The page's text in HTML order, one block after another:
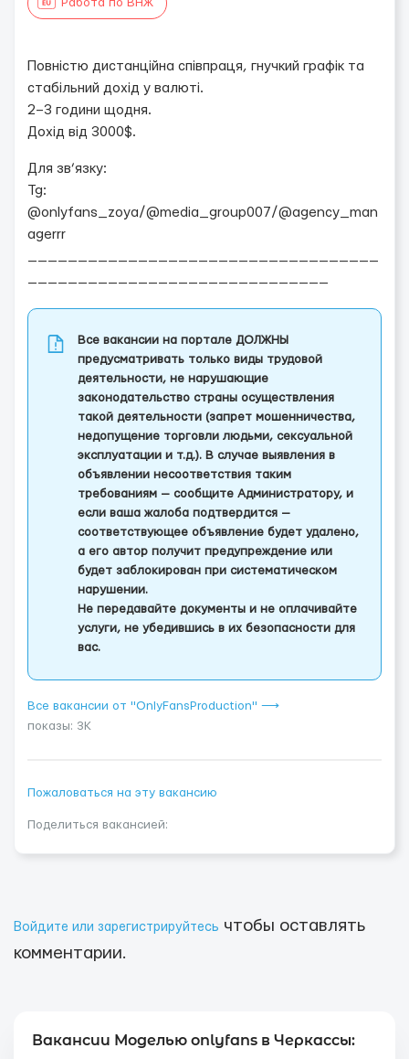
Работа по ВНЖ
Повністю дистанційна співпраця, гнучкий графік та
стабільний дохід у валюті.
2–3 години щодня.
Дохід від 3000$.
Для зв’язку:
Tg:
@onlyfans_zoya/@media_group007/@agency_man
agerrr
Все вакансии на портале ДОЛЖНЫ
предусматривать только виды трудовой
деятельности, не нарушающие
законодательство страны осуществления
такой деятельности (запрет мошенничества,
недопущение торговли людьми, сексуальной
эксплуатации и т.д.). В случае выявления в
объявлении несоответствия таким
требованиям — сообщите Администратору, и
если ваша жалоба подтвердится —
соответствующее объявление будет удалено,
а его автор получит предупреждение или
будет заблокирован при систематическом
нарушении.
Не передавайте документы и не оплачивайте
услуги, не убедившись в их безопасности для
вас.
Все вакансии от "OnlyFansProduction" ⟶
показы: 3K
Пожаловаться на эту вакансию
Поделиться вакансией:
Войдите или зарегистрируйтесь чтобы оставлять
комментарии.
Вакансии Моделью onlyfans в Черкассы: